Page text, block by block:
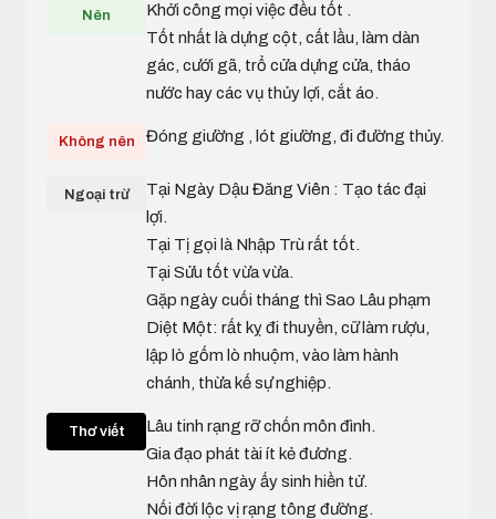
Nên
Khởi công mọi việc đều tốt .
Tốt nhất là dựng cột, cất lầu, làm dàn
gác, cưới gã, trổ cửa dựng cửa, tháo
nước hay các vụ thủy lợi, cắt áo.
Không nên Đóng giường , lót giường, đi đường thủy.
Ngoại trừ
Tại Ngày Dậu Đăng Viên : Tạo tác đại
lợi.
Tại Tị gọi là Nhập Trù rất tốt.
Tại Sửu tốt vừa vừa.
Gặp ngày cuối tháng thì Sao Lâu phạm
Diệt Một: rất kỵ đi thuyền, cữ làm rượu,
lập lò gốm lò nhuộm, vào làm hành
chánh, thừa kế sự nghiệp.
Thơ viết
Lâu tinh rạng rỡ chốn môn đình.
Gia đạo phát tài ít kẻ đương.
Hôn nhân ngày ấy sinh hiền tử.
Nối đời lộc vị rạng tông đường.